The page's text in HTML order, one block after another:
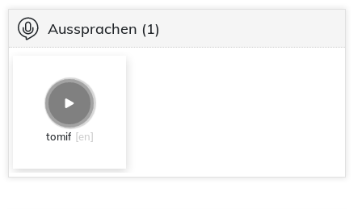
Aussprachen (1)
tomif [en]